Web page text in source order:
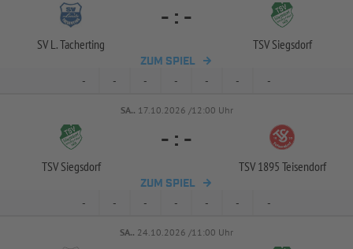
SV L. Tacherting
- : -
TSV Siegsdorf
ZUM SPIEL
- - - - - - -
SA.. 17.10.2026 /12:00 Uhr
TSV Siegsdorf
- : -
TSV 1895 Teisendorf
ZUM SPIEL
- - - - - - -
SA.. 24.10.2026 /11:00 Uhr